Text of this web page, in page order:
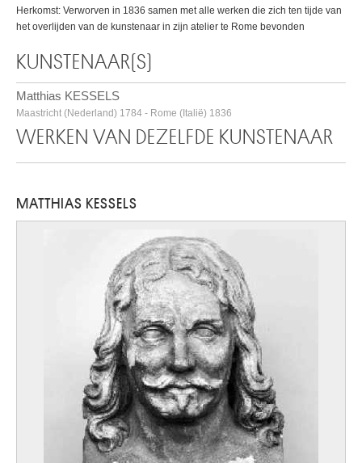
Herkomst: Verworven in 1836 samen met alle werken die zich ten tijde van
het overlijden van de kunstenaar in zijn atelier te Rome bevonden
KUNSTENAAR(S)
Matthias KESSELS
Maastricht (Nederland) 1784 - Rome (Italië) 1836
WERKEN VAN DEZELFDE KUNSTENAAR
MATTHIAS KESSELS